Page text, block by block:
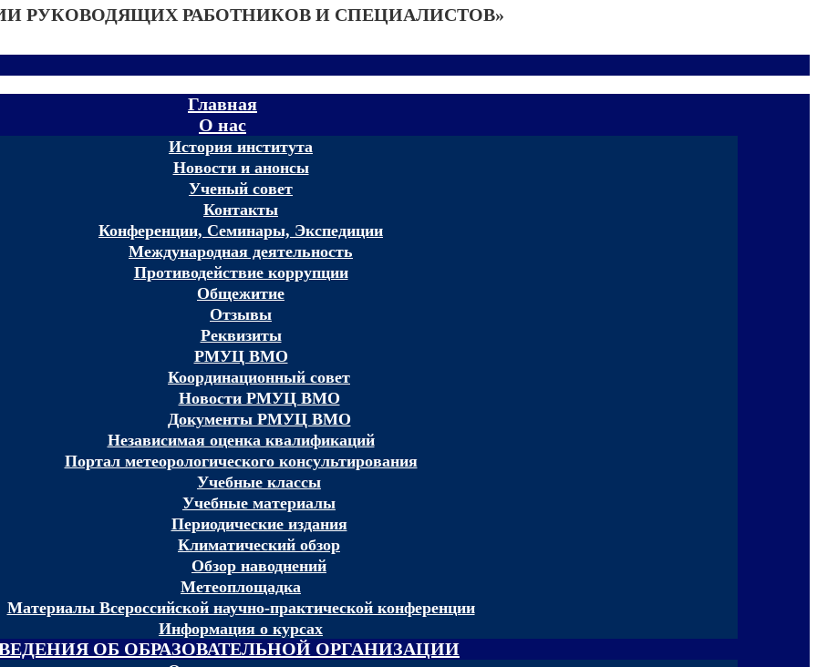
РУКОВОДЯЩИХ РАБОТНИКОВ И СПЕЦИАЛИСТОВ»
Главная
О нас
История института
Новости и анонсы
Ученый совет
Контакты
Конференции, Семинары, Экспедиции
Международная деятельность
Противодействие коррупции
Общежитие
Отзывы
Реквизиты
РМУЦ ВМО
Координационный совет
Новости РМУЦ ВМО
Документы РМУЦ ВМО
Независимая оценка квалификаций
Портал метеорологического консультирования
Учебные классы
Учебные материалы
Периодические издания
Климатический обзор
Обзор наводнений
Метеоплощадка
Материалы Всероссийской научно-практической конференции
Информация о курсах
ОБ ОБРАЗОВАТЕЛЬНОЙ ОРГАНИЗАЦИИ